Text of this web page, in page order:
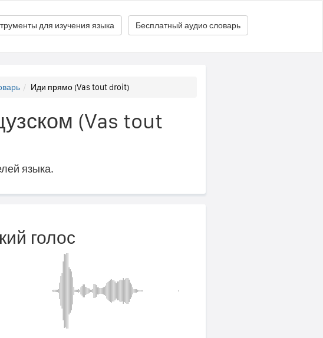
Бесплатный аудио словарь
для изучения языка
Иди прямо (Vas tout droit)
(Vas tout
языка.
голос